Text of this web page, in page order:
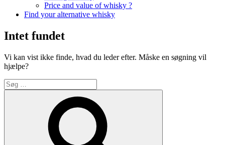
Price and value of whisky ?
Find your alternative whisky
Intet fundet
Vi kan vist ikke finde, hvad du leder efter. Måske en søgning vil
hjælpe?
Søg
efter: